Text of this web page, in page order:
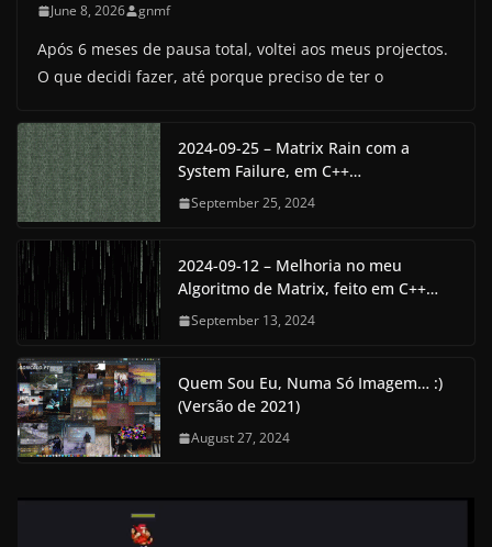
June 8, 2026 gnmf
Após 6 meses de pausa total, voltei aos meus projectos.
O que decidi fazer, até porque preciso de ter o
2024-09-25 – Matrix Rain com a
System Failure, em C++…
September 25, 2024
2024-09-12 – Melhoria no meu
Algoritmo de Matrix, feito em C++…
September 13, 2024
Quem Sou Eu, Numa Só Imagem… :)
(Versão de 2021)
August 27, 2024